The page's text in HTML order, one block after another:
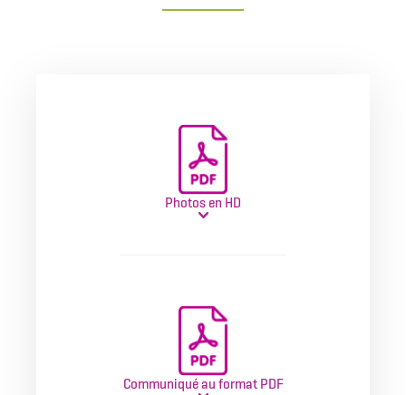
Photos en HD
Communiqué au format PDF